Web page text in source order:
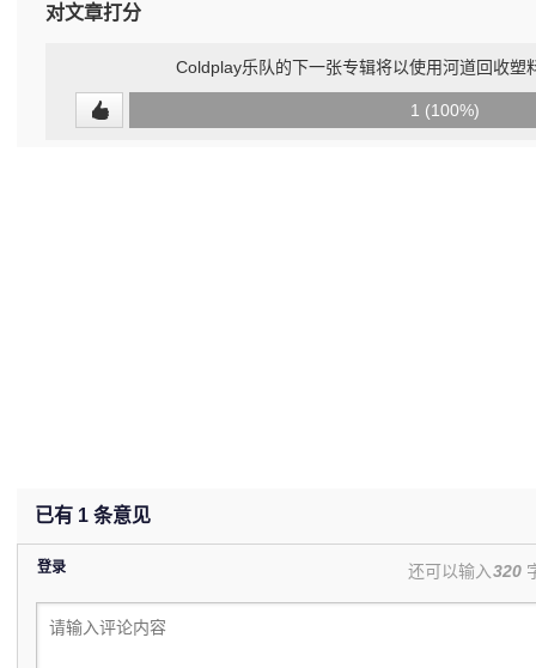
对文章打分
Coldplay乐队的下一张专辑将以使用河道回收塑
1 (100%)
已有 1 条意见
登录 还可以输入320